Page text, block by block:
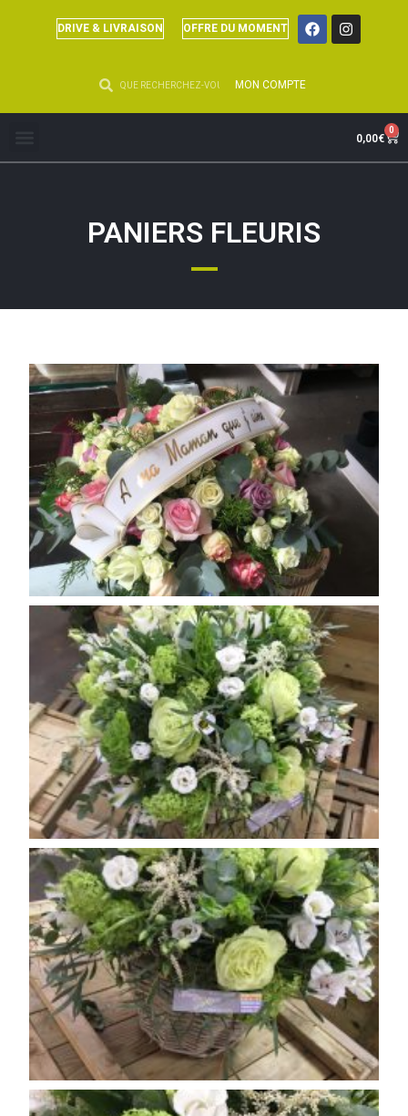
DRIVE & LIVRAISON OFFRE DU MOMENT
MON COMPTE
0,00€
0
PANIERS FLEURIS